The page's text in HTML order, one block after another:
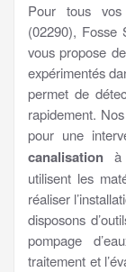
Pour tous
(02290), Fosse
vous propose
expérimentés
permet de
rapidement.
pour une
canalisation à
utilisent les
réaliser
disposons
pompage
traitement et